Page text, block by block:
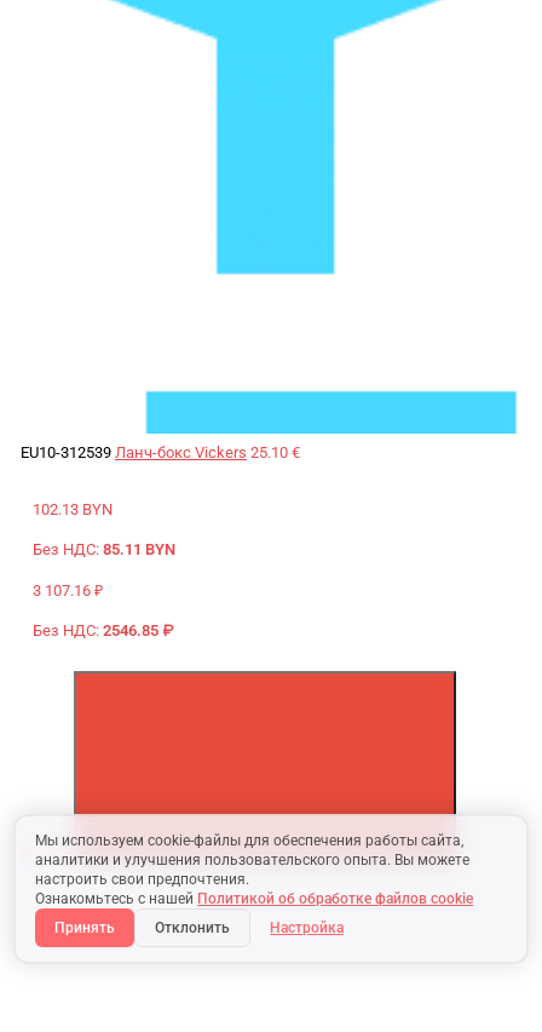
Мы используем cookie-файлы для обеспечения работы сайта,
аналитики и улучшения пользовательского опыта. Вы можете
настроить свои предпочтения.
Ознакомьтесь с нашей Политикой об обработке файлов cookie
Принять
Отклонить Настройка
EU10-312539 Ланч-бокс Vickers 25.10 €
102.13 BYN
Без НДС: 85.11 BYN
3 107.16 ₽
Без НДС: 2546.85 ₽
30.92 €